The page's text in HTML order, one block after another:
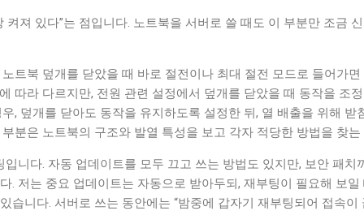
켜져 있다”는 점입니다. 노트북을 서버로 쓸 때도 이 부분만 조금
트북 덮개를 닫았을 때 바로 절전이나 최대 절전 모드로 들어가
따라 다르지만, 전원 관련 설정에서 덮개를 닫았을 때 동작을 조
, 덮개를 닫아도 동작을 유지하도록 설정한 뒤, 열 배출을 위해 받
분은 노트북의 구조와 발열 특성을 보고 각자 적당한 방법을 찾
니다. 자동 업데이트를 모두 끄고 쓰는 방법도 있지만, 보안 패치
. 저는 중요 업데이트는 자동으로 받아두되, 재부팅이 필요해 보
습니다. 서버로 쓰는 동안에는 “밤중에 갑자기 재부팅되어 접속이